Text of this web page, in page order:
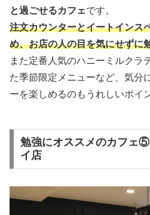
と過ごせるカフェです。
注文カウンターとイートインス
め、お店の人の目を気にせずに
また定番人気のハニーミルクラ
た季節限定メニューなど、気分
ーを楽しめるのもうれしいポイ
勉強にオススメのカフェ
イ店